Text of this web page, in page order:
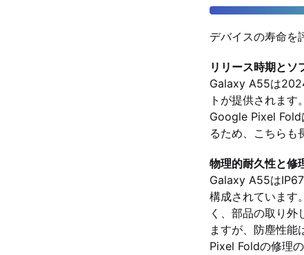
デバイスの寿命を
リリース時期とソ
Galaxy A55は
トが提供されま
Google Pixel Fold
るため、こちらも
物理的耐久性と修
Galaxy A55は
構成されています
く、部品の取り
ますが、防塵性能
Pixel Foldの修理